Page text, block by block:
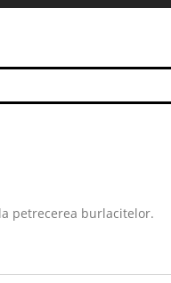
petrecerea burlacitelor.